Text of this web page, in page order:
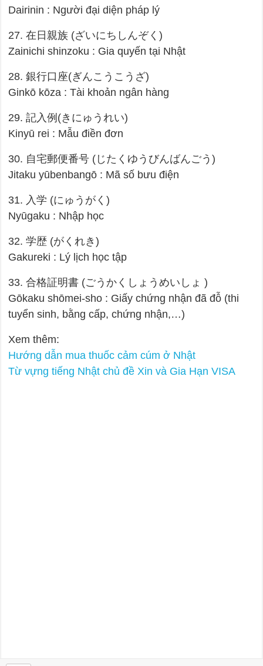
Dairinin : Người đại diện pháp lý
27. 在日親族 (ざいにちしんぞく)
Zainichi shinzoku : Gia quyến tại Nhật
28. 銀行口座(ぎんこうこうざ)
Ginkō kōza : Tài khoản ngân hàng
29. 記入例(きにゅうれい)
Kinyū rei : Mẫu điền đơn
30. 自宅郵便番号 (じたくゆうびんばんごう)
Jitaku yūbenbangō : Mã số bưu điện
31. 入学 (にゅうがく)
Nyūgaku : Nhập học
32. 学歴 (がくれき)
Gakureki : Lý lịch học tập
33. 合格証明書 (ごうかくしょうめいしょ )
Gōkaku shōmei-sho : Giấy chứng nhận đã đỗ (thi
tuyển sinh, bằng cấp, chứng nhận,…)
Xem thêm:
Hướng dẫn mua thuốc cảm cúm ở Nhật
Từ vựng tiếng Nhật chủ đề Xin và Gia Hạn VISA